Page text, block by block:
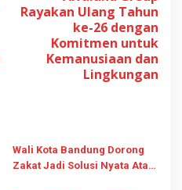
Rayakan Ulang Tahun
ke-26 dengan
Komitmen untuk
Kemanusiaan dan
Lingkungan
Wali Kota Bandung Dorong
Zakat Jadi Solusi Nyata Atasi